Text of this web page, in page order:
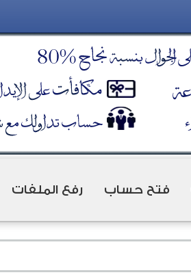
فتح حساب رفع الملفات